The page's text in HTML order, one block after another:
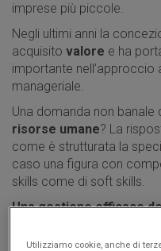
imprese più piccole.
Negli ultimi anni la
acquisito valore e ha
importante nell’approccio
manageriale.
Una domanda non banale
risorse umane? La
come è strutturata la
caso una figura con
skills come di soft skills.
Una gestione efficace
stabilità interna. La
Utilizziamo cookie, anche di